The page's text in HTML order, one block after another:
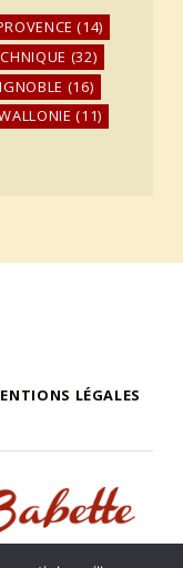
(14)
(32)
(16)
(11)
LÉGALES